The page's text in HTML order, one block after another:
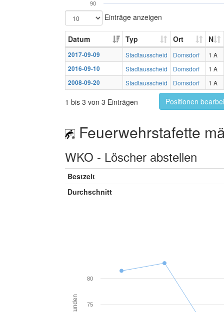
90
Einträge anzeigen
Datum Typ Ort N
2017-09-09 Stadtausscheid Domsdorf
1 A
2016-09-10
Stadtausscheid Domsdorf
1 A
2008-09-20
Stadtausscheid Domsdorf 1 A
1 bis 3 von 3 Einträgen Positionen
Feuerwehrstafette
WKO - Löscher abstellen
Bestzeit
Durchschnitt
75
80